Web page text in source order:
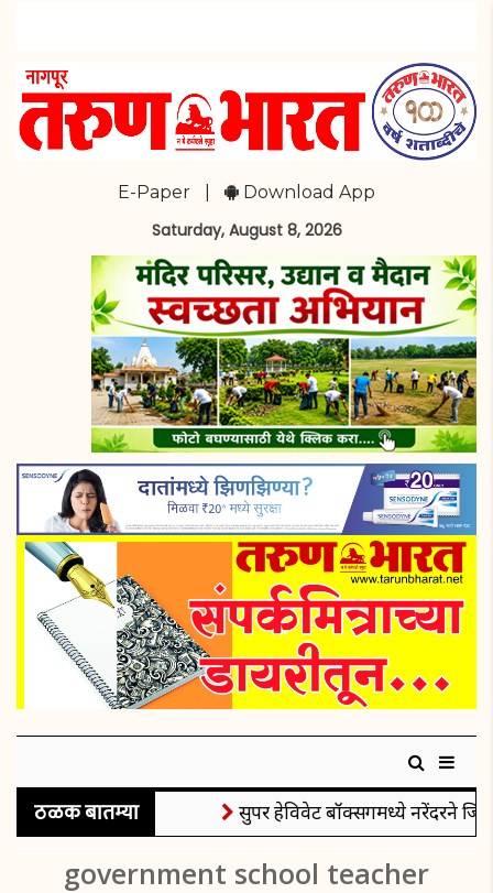
E-Paper Download App
Saturday, August 8, 2026
ठळक बातम्या सुपर हेविवेट बॉक्सिंगमध्ये नरेंदरने
government school teacher